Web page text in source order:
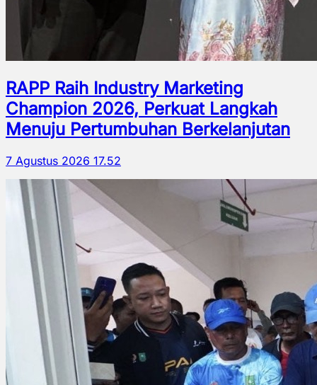
RAPP Raih Industry Marketing
Champion 2026, Perkuat Langkah
Menuju Pertumbuhan Berkelanjutan
7 Agustus 2026 17.52